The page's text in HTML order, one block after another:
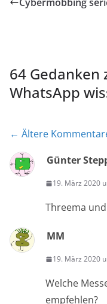
64 Gedanken
WhatsApp
Kommentar-
Navigation
← Ältere
Günter
19. März 2020
Threema
MM
19. März 2020
Welche
empfehlen?